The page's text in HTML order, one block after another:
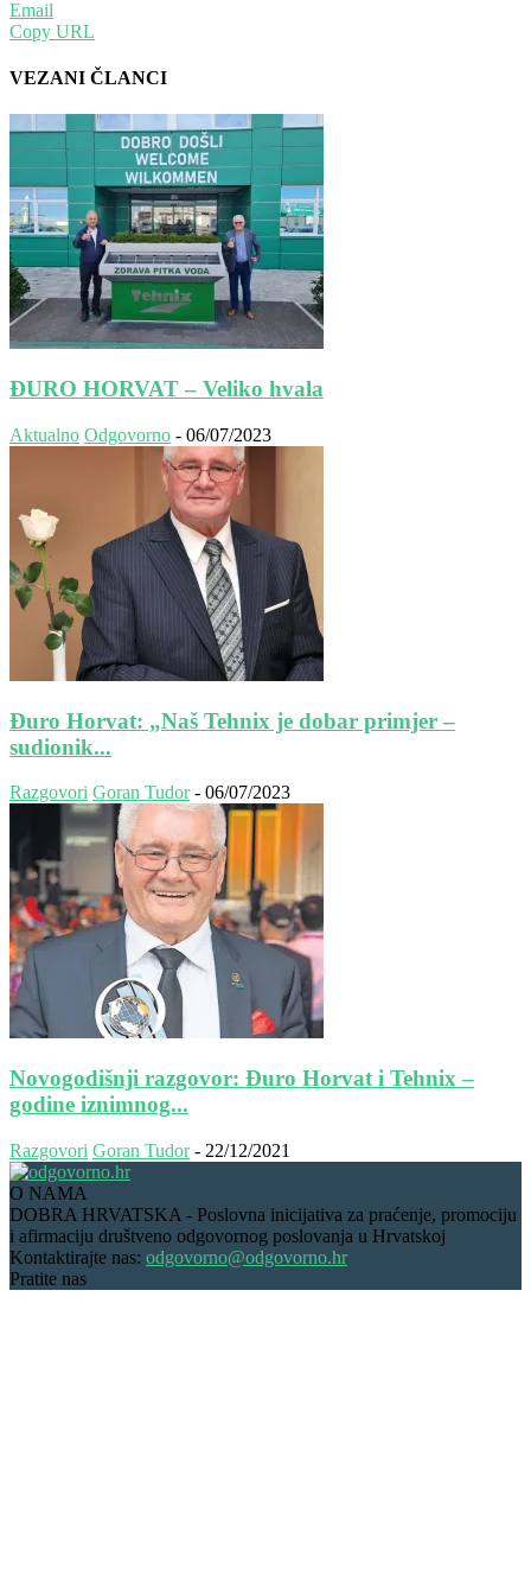
Email
Copy URL
VEZANI ČLANCI
ĐURO HORVAT – Veliko hvala
Aktualno Odgovorno - 06/07/2023
Đuro Horvat: „Naš Tehnix je dobar primjer –
sudionik...
Razgovori Goran Tudor - 06/07/2023
Novogodišnji razgovor: Đuro Horvat i Tehnix –
godine iznimnog...
Razgovori Goran Tudor - 22/12/2021
O NAMA
DOBRA HRVATSKA - Poslovna inicijativa za praćenje, promociju
i afirmaciju društveno odgovornog poslovanja u Hrvatskoj
Kontaktirajte nas: odgovorno@odgovorno.hr
Pratite nas